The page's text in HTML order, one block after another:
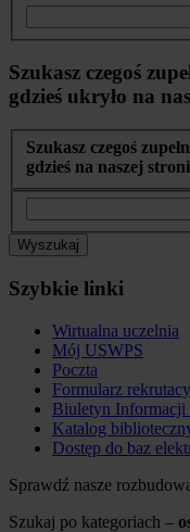
Szukasz czegoś
gdzieś ukryło na
Szukasz czegoś
gdzieś na naszej
Wyszukaj
Szybkie linki
Wirtualna uczelnia
Mój USWPS
Poczta
Formularz
Biuletyn
Katalog
Dostęp do baz
Sprawdź nasze
Szukaj po kategoriach –